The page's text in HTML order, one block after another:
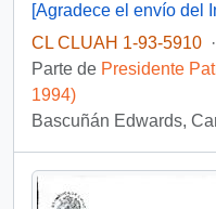
CL CLUAH 1-93-5910 ·
Parte de Presidente
1994)
Bascuñán Edwards,